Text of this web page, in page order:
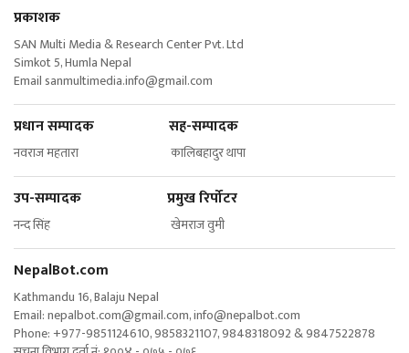
प्रकाशक
SAN Multi Media & Research Center Pvt. Ltd
Simkot 5, Humla Nepal
Email sanmultimedia.info@gmail.com
प्रधान सम्पादक सह-सम्पादक
नवराज महतारा कालिबहादुर थापा
उप-सम्पादक प्रमुख रिर्पोटर
नन्द सिंह खेमराज वुमी
NepalBot.com
Kathmandu 16, Balaju Nepal
Email:nepalbot.com@gmail.com,info@nepalbot.com
Phone: +977-9851124610, 9858321107, 9848318092 & 9847522878